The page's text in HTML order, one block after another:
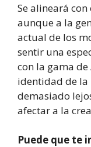
Se alineará
aunque a la
actual de los
sentir una
con la gama de
identidad de la
demasiado
afectar a la
Puede que te